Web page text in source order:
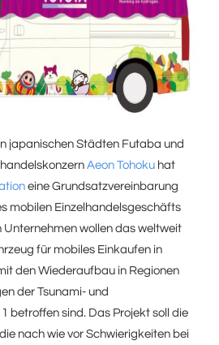
japanischen Städten Futaba und
Aeon Tohoku hat
eine Grundsatzvereinbarung
mobilen Einzelhandelsgeschäfts
wollen das weltweit
für mobiles Einkaufen in
den Wiederaufbau in Regionen
der Tsunami- und
betroffen sind. Das Projekt soll die
nach wie vor Schwierigkeiten bei